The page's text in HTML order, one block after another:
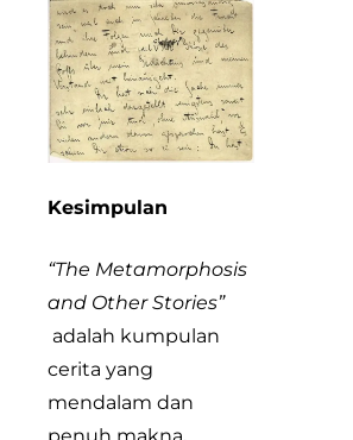
Kesimpulan
“The Metamorphosis
and Other Stories”
adalah kumpulan
cerita yang
mendalam dan